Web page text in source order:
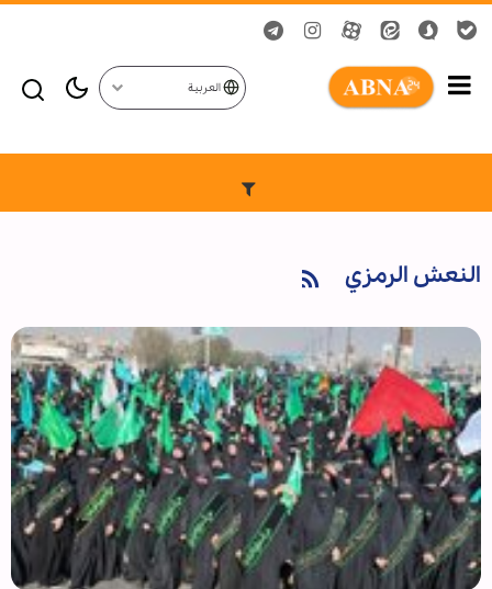
العربية
النعش الرمزي